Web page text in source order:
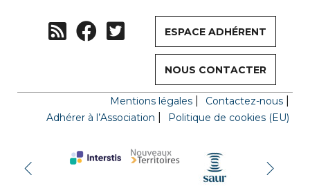
ESPACE ADHÉRENT
NOUS CONTACTER
Mentions légales
Contactez-nous
Adhérer à l’Association
Politique de cookies (EU)